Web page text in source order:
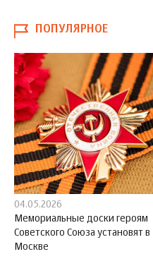
ПОПУЛЯРНОЕ
04.05.2026
Мемориальные доски героям
Советского Союза установят в
Москве